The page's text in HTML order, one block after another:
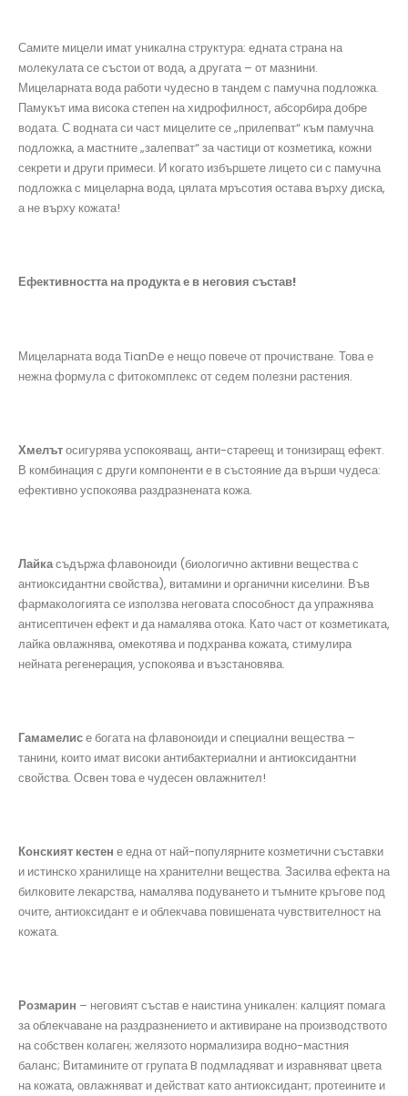
Самите мицели имат уникална структура: едната страна на
молекулата се състои от вода, а другата – от мазнини.
Мицеларната вода работи чудесно в тандем с памучна подложка.
Памукът има висока степен на хидрофилност, абсорбира добре
водата. С водната си част мицелите се „прилепват“ към памучна
подложка, а мастните „залепват“ за частици от козметика, кожни
секрети и други примеси. И когато избършете лицето си с памучна
подложка с мицеларна вода, цялата мръсотия остава върху диска,
а не върху кожата!
Ефективността на продукта е в неговия състав!
Мицеларната вода TianDe е нещо повече от прочистване. Това е
нежна формула с фитокомплекс от седем полезни растения.
Хмелътосигурява успокояващ, анти-стареещ и тонизиращ ефект.
В комбинация с други компоненти е в състояние да върши чудеса:
ефективно успокоява раздразнената кожа.
Лайкасъдържа флавоноиди (биологично активни вещества с
антиоксидантни свойства), витамини и органични киселини. Във
фармакологията се използва неговата способност да упражнява
антисептичен ефект и да намалява отока. Като част от козметиката,
лайка овлажнява, омекотява и подхранва кожата, стимулира
нейната регенерация, успокоява и възстановява.
Гамамелисе богата на флавоноиди и специални вещества –
танини, които имат високи антибактериални и антиоксидантни
свойства. Освен това е чудесен овлажнител!
Конският кестен е една от най-популярните козметични съставки
и истинско хранилище на хранителни вещества. Засилва ефекта на
билковите лекарства, намалява подуването и тъмните кръгове под
очите, антиоксидант е и облекчава повишената чувствителност на
кожата.
Розмарин – неговият състав е наистина уникален: калцият помага
за облекчаване на раздразнението и активиране на производството
на собствен колаген; желязото нормализира водно-мастния
баланс; Витамините от групата B подмладяват и изравняват цвета
на кожата, овлажняват и действат като антиоксидант; протеините и